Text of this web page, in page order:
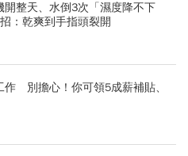
開整天、水倒3次「濕度降不下
：乾爽到手指頭裂開
作 別擔心！你可領5成薪補貼、